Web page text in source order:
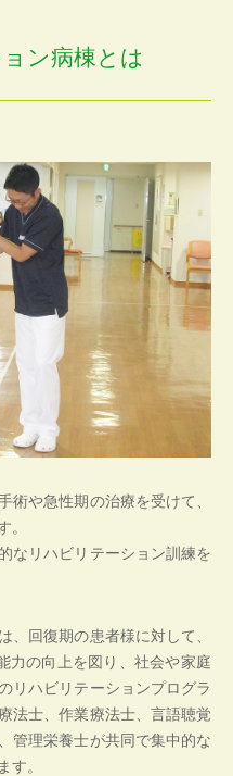
ン病棟とは
術や急性期の治療を受けて、
。
なリハビリテーション訓練を
、回復期の患者様に対して、
力の向上を図り、社会や家庭
リハビリテーションプログラ
法士、作業療法士、言語聴覚
管理栄養士が共同で集中的な
す。